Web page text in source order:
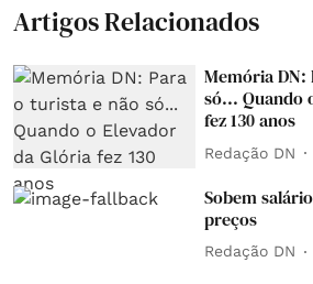
Artigos Relacionados
Memória DN:
só... Quando
fez 130 anos
Redação DN
Sobem
preços
Redação DN